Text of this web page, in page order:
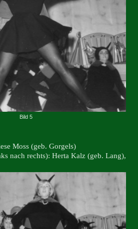
Bild 5
Moss (geb. Gorgels)
nach rechts): Herta Kalz (geb. Lang),